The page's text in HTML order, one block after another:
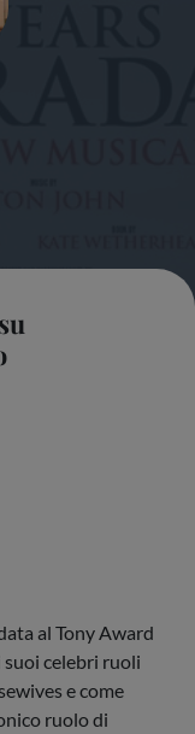
al Tony Award
celebri ruoli
e come
ruolo di